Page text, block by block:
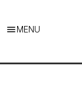
MENU